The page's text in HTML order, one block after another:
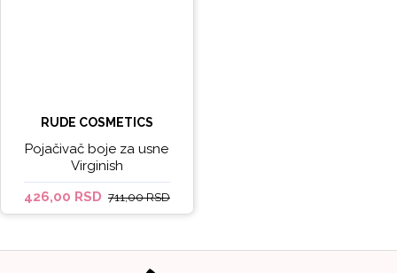
RUDE COSMETICS
Pojačivač boje za usne
Virginish
426,00 RSD 711,00 RSD